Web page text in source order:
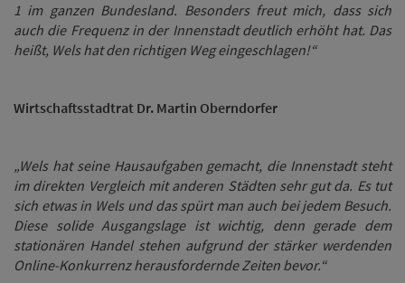
1 im ganzen Bundesland. Besonders freut mich, dass sich
auch die Frequenz in der Innenstadt deutlich erhöht hat. Das
heißt, Wels hat den richtigen Weg eingeschlagen!“
Wirtschaftsstadtrat Dr. Martin Oberndorfer
„Wels hat seine Hausaufgaben gemacht, die Innenstadt steht
im direkten Vergleich mit anderen Städten sehr gut da. Es tut
sich etwas in Wels und das spürt man auch bei jedem Besuch.
Diese solide Ausgangslage ist wichtig, denn gerade dem
stationären Handel stehen aufgrund der stärker werdenden
Online-Konkurrenz herausfordernde Zeiten bevor.“